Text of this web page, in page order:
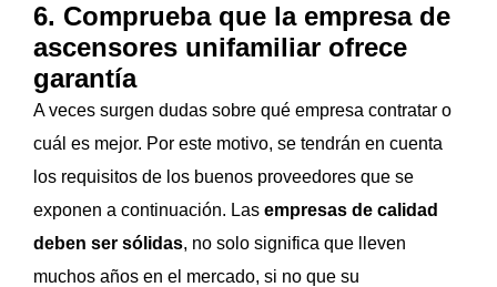
6. Comprueba que la empresa de
ascensores unifamiliar ofrece
garantía
A veces surgen dudas sobre qué empresa contratar o
cuál es mejor. Por este motivo, se tendrán en cuenta
los requisitos de los buenos proveedores que se
exponen a continuación. Las empresas de calidad
deben ser sólidas, no solo significa que lleven
muchos años en el mercado, si no que su